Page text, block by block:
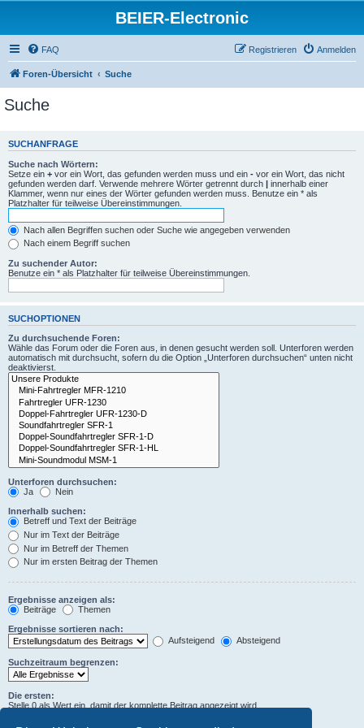
BEIER-Electronic
FAQ Anmelden
Registrieren
Foren-Übersicht Suche
Suche
SUCHANFRAGE
Suche nach Wörtern:
Setze ein + vor ein Wort, das gefunden werden muss und ein - vor ein Wort, das nicht
gefunden werden darf. Verwende mehrere Wörter getrennt durch | innerhalb einer
Klammer, wenn nur eines der Wörter gefunden werden muss. Benutze ein * als
Platzhalter für teilweise Übereinstimmungen.
Nach allen Begriffen suchen oder Suche wie angegeben verwenden
Nach einem Begriff suchen
Zu suchender Autor:
Benutze ein * als Platzhalter für teilweise Übereinstimmungen.
SUCHOPTIONEN
Zu durchsuchende Foren:
Wähle das Forum oder die Foren aus, in denen gesucht werden soll. Unterforen werden
automatisch mit durchsucht, sofern du die Option „Unterforen durchsuchen“ unten nicht
deaktivierst.
Unterforen durchsuchen:
Ja
Nein
Innerhalb suchen:
Betreff und Text der Beiträge
Nur im Text der Beiträge
Nur im Betreff der Themen
Nur im ersten Beitrag der Themen
Ergebnisse anzeigen als:
Beiträge
Themen
Ergebnisse sortieren nach:
Aufsteigend
Absteigend
Suchzeitraum begrenzen:
Die ersten:
Stelle 0 als Wert ein, damit der komplette Beitrag angezeigt wird.